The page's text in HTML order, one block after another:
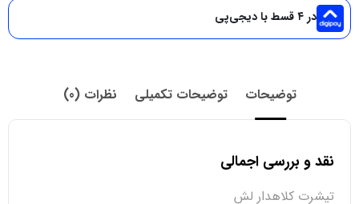
در ۴ قسط با دیجی‌پی
توضیحات توضیحات تکمیلی نظرات (0)
نقد و بررسی اجمالی
تیشرت کلاهدار لش